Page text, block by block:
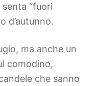
“fuori
d’autunno.
ma anche un
comodino,
che sanno